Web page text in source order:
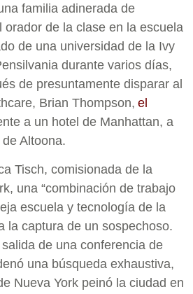
familia adinerada de
orador de la clase en la escuela
de una universidad de la Ivy
durante varios días,
de presuntamente disparar al
Brian Thompson, el
a un hotel de Manhattan, a
Altoona.
Tisch, comisionada de la
una “combinación de trabajo
escuela y tecnología de la
la captura de un sospechoso.
de una conferencia de
una búsqueda exhaustiva,
Nueva York peinó la ciudad en